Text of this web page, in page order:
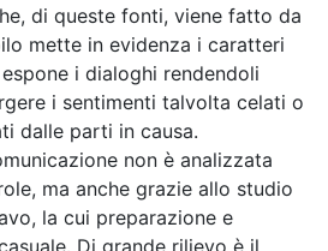
di queste fonti, viene fatto da
mette in evidenza i caratteri
i dialoghi rendendoli
i sentimenti talvolta celati o
dalle parti in causa.
non è analizzata
ma anche grazie allo studio
la cui preparazione e
Di grande rilievo è il